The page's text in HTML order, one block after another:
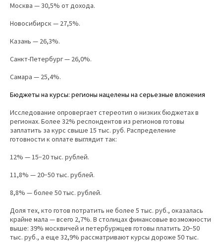
Москва — 30,5% от дохода.
Новосибирск — 27,5%.
Казань — 26,3%.
Санкт-Петербург — 26,0%.
Самара — 25,4%.
Бюджеты на курсы: регионы нацелены на серьезные вложения
Исследование опровергает стереотип о низких бюджетах в
регионах. Более 32% респондентов из регионов готовы
заплатить за курс свыше 15 тыс. руб. Распределение
готовности к оплате выглядит так:
12% — 15−20 тыс. рублей.
11,8% — 20−50 тыс. рублей.
8,8% — более 50 тыс. рублей.
Доля тех, кто готов потратить не более 5 тыс. руб., оказалась
крайне мала — всего 2,7%. В столицах финансовые возможности
выше: 39% москвичей и петербуржцев готовы платить 20−50
тыс. руб., а еще 32,9% рассматривают курсы дороже 50 тыс.